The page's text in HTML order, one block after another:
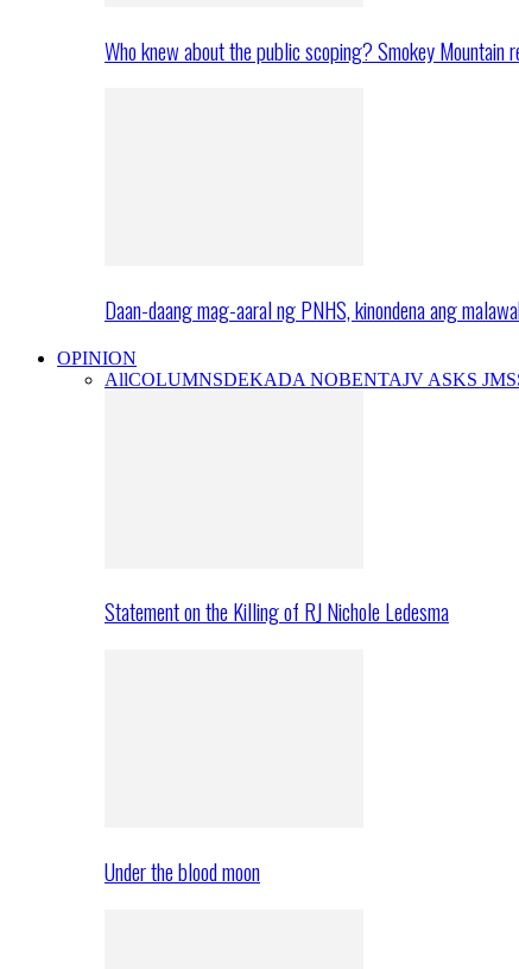
Who knew about the public scoping? Smokey Mountain
Daan-daang mag-aaral ng PNHS, kinondena ang
OPINION
AllCOLUMNSDEKADA NOBENTAJV ASKS JMS
Statement on the Killing of RJ Nichole Ledesma
Under the blood moon